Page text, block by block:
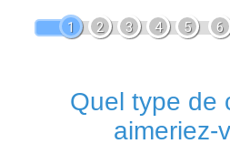
1 2 3 4 5 6
Quel type de
aimeriez-